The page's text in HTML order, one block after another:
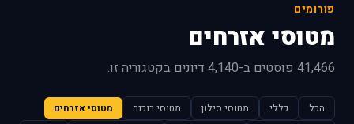
פורומים
מטוסי אזרחים
41,466 פוסטים ב-4,140 דיונים בקטגוריה זו.
הכל כללי מטוסי סילון מטוסי בוכנה
מטוסי אזרחים